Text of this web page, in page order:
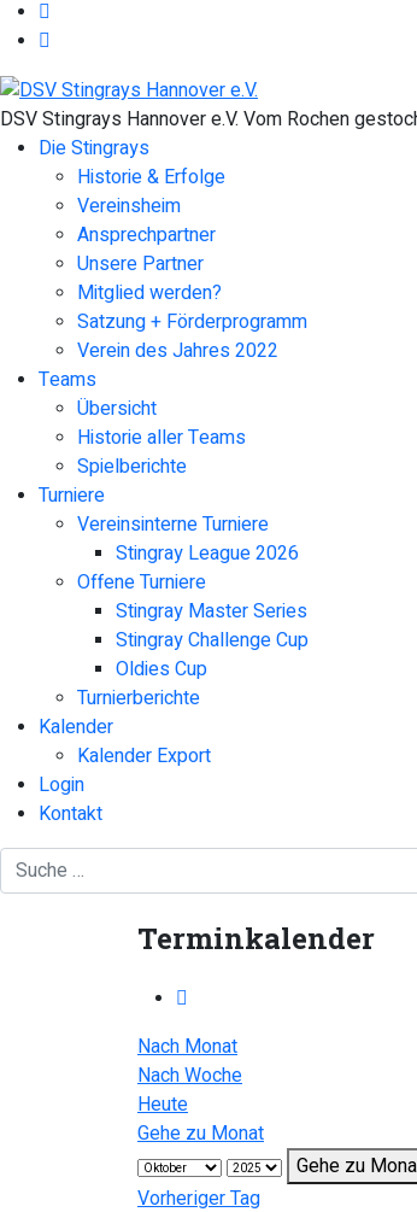
DSV Stingrays Hannover e.V. Vom Rochen
Die Stingrays
Historie & Erfolge
Vereinsheim
Ansprechpartner
Unsere Partner
Mitglied werden?
Satzung + Förderprogramm
Verein des Jahres 2022
Teams
Übersicht
Historie aller Teams
Spielberichte
Turniere
Vereinsinterne Turniere
Stingray League 2026
Offene Turniere
Stingray Master Series
Stingray Challenge Cup
Oldies Cup
Turnierberichte
Kalender
Kalender Export
Login
Kontakt
Terminkalender
Nach Monat
Nach Woche
Heute
Gehe zu Monat
Gehe zu
Vorheriger Tag